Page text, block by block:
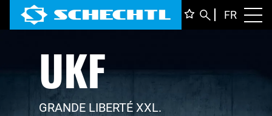
FR
UKF
GRANDE LIBERTÉ XXL.